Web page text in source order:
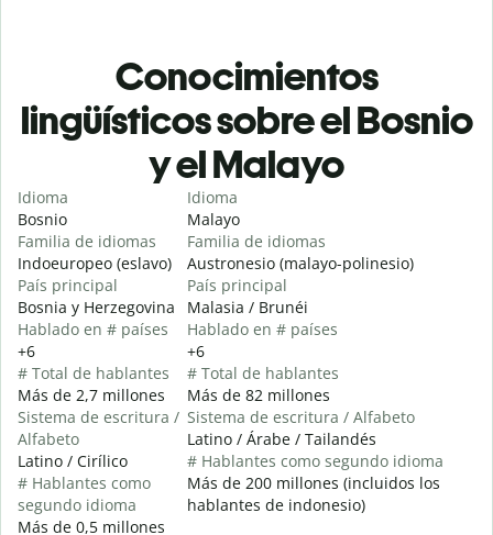
Conocimientos
lingüísticos sobre el Bosnio
y el Malayo
Idioma
Bosnio
Familia de idiomas
Indoeuropeo (eslavo)
País principal
Bosnia y Herzegovina
Hablado en # países
+6
# Total de hablantes
Más de 2,7 millones
Sistema de escritura /
Alfabeto
Latino / Cirílico
# Hablantes como
segundo idioma
Más de 0,5 millones
Idioma
Malayo
Familia de idiomas
Austronesio (malayo-polinesio)
País principal
Malasia / Brunéi
Hablado en # países
+6
# Total de hablantes
Más de 82 millones
Sistema de escritura / Alfabeto
Latino / Árabe / Tailandés
# Hablantes como segundo idioma
Más de 200 millones (incluidos los
hablantes de indonesio)